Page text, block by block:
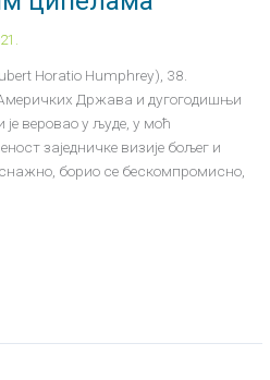
Horatio Humphrey), 38.
Држава и дугогодишњи
веровао у људе, у моћ
заједничке визије бољег и
снажно, борио се бескомпромисно,